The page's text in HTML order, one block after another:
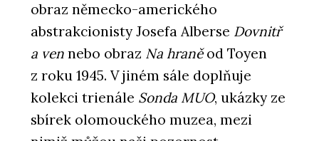
obraz německo-amerického
abstrakcionisty Josefa Alberse Dovnitř
a ven nebo obraz Na hraněod Toyen
z roku 1945. V jiném sále doplňuje
kolekci trienále Sonda MUO, ukázky ze
sbírek olomouckého muzea, mezi